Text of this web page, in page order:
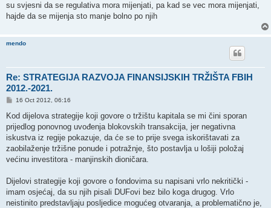
su svjesni da se regulativa mora mijenjati, pa kad se vec mora mijenjati,
hajde da se mijenja sto manje bolno po njih
mendo
Re: STRATEGIJA RAZVOJA FINANSIJSKIH TRŽIŠTA FBIH
2012.-2021.
P
s
16 Oct 2012, 06:16
Kod dijelova strategije koji govore o tržištu kapitala se mi čini sporan
prijedlog ponovnog uvođenja blokovskih transakcija, jer negativna
iskustva iz regije pokazuje, da će se to prije svega iskorištavati za
zaobilaženje tržišne ponude i potražnje, što postavlja u lošiji položaj
većinu investitora - manjinskih dioničara.
Dijelovi strategije koji govore o fondovima su napisani vrlo nekritički -
imam osjećaj, da su njih pisali DUFovi bez bilo koga drugog. Vrlo
neistinito predstavljaju posljedice mogućeg otvaranja, a problematično je,